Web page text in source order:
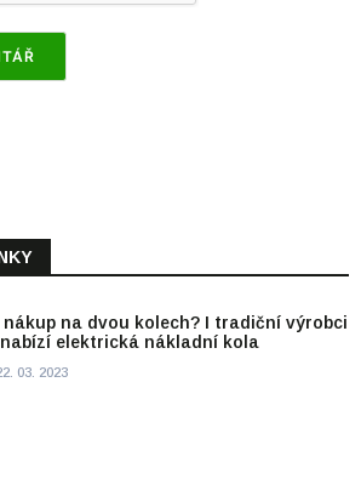
nákup na dvou kolech? I tradiční výrobci
elektrická nákladní kola
03. 2023